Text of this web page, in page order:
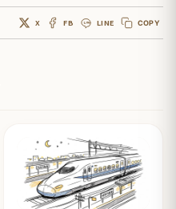
X FB LINE COPY